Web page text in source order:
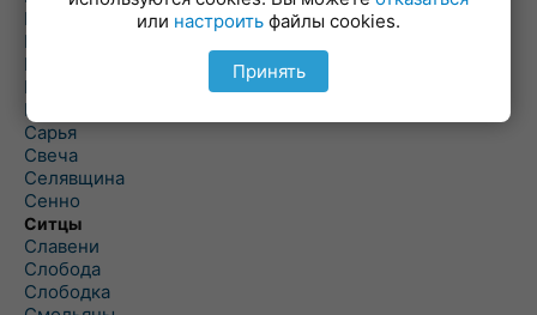
Полоцк
Поставы
Прозороки
Россоны
Руба
Сарья
Свеча
Селявщина
Сенно
Ситцы
Славени
Слобода
Слободка
или настроить файлы cookies.
Принять